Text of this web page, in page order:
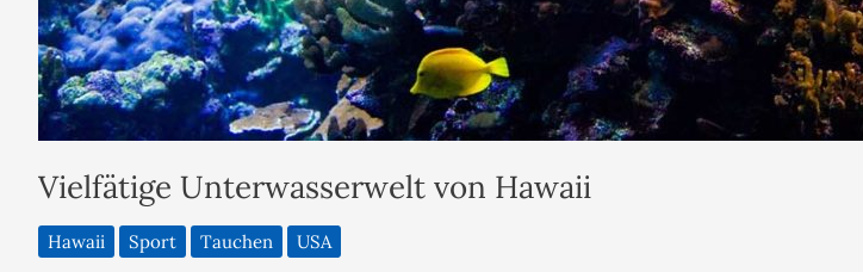
Vielfätige Unterwasserwelt von Hawaii
Hawaii Sport Tauchen
USA